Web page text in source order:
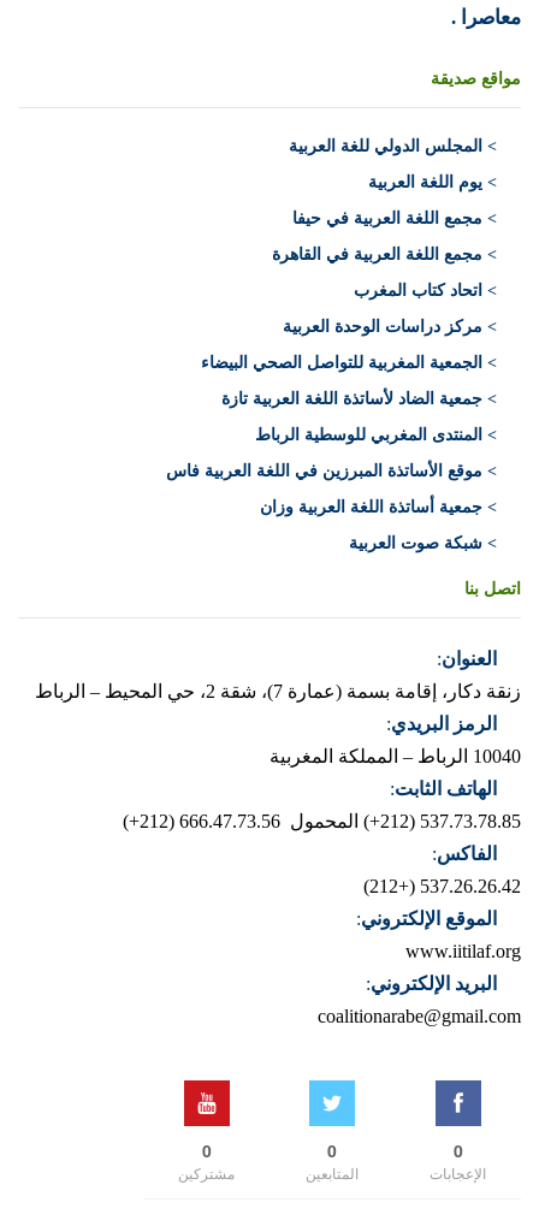
معاصرا .
مواقع صديقة
> المجلس الدولي للغة العربية
> يوم اللغة العربية
> مجمع اللغة العربية في حيفا
> مجمع اللغة العربية في القاهرة
> اتحاد كتاب المغرب
> مركز دراسات الوحدة العربية
> الجمعية المغربية للتواصل الصحي البيضاء
> جمعية الضاد لأساتذة اللغة العربية تازة
> المنتدى المغربي للوسطية الرباط
> موقع الأساتذة المبرزين في اللغة العربية فاس
> جمعية أساتذة اللغة العربية وزان
> شبكة صوت العربية
اتصل بنا
العنوان:
زنقة دكار، إقامة بسمة (عمارة 7)، شقة 2، حي المحيط – الرباط
الرمز البريدي:
10040 الرباط – المملكة المغربية
الهاتف الثابت:
537.73.78.85 (212+)
المحمول 666.47.73.56 (212+)
الفاكس:
537.26.26.42 (+212)
الموقع الإلكتروني:
www.iitilaf.org
البريد الإلكتروني:
coalitionarabe@gmail.com
0
الإعجابات
0
المتابعين
0
مشتركين